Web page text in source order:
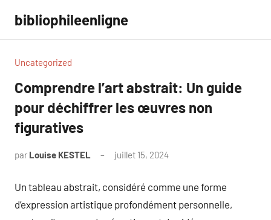
contenu
bibliophileenligne
Uncategorized
Comprendre l’art abstrait: Un guide
pour déchiffrer les œuvres non
figuratives
par Louise KESTEL juillet 15, 2024
Un tableau abstrait, considéré comme une forme
d’expression artistique profondément personnelle,